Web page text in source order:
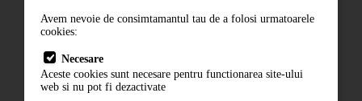
Cum comand
Livrare
Contact
Avem nevoie de consimtamantul tau de a folosi urmatoarele
cookies:
Necesare
Aceste cookies sunt necesare pentru functionarea site-ului
web si nu pot fi dezactivate